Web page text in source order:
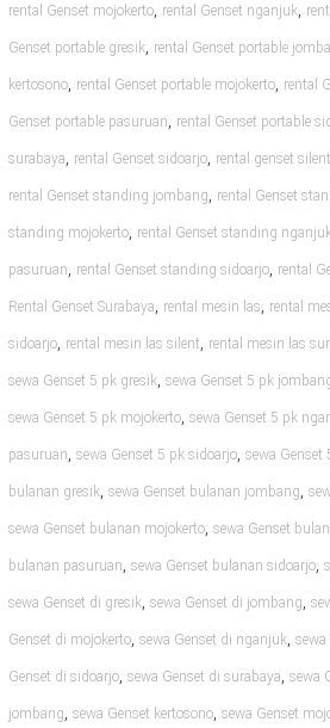
rental Genset mojokerto, rental Genset nganjuk,
Genset portable gresik, rental Genset portable
kertosono, rental Genset portable mojokerto, rental
Genset portable pasuruan, rental Genset portable
surabaya, rental Genset sidoarjo, rental genset silent
rental Genset standing jombang, rental Genset
standing mojokerto, rental Genset standing
pasuruan, rental Genset standing sidoarjo, rental
Rental Genset Surabaya, rental mesin las, rental
sidoarjo, rental mesin las silent, rental mesin las
sewa Genset 5 pk gresik, sewa Genset 5 pk
sewa Genset 5 pk mojokerto, sewa Genset 5 pk
pasuruan, sewa Genset 5 pk sidoarjo, sewa Genset
bulanan gresik, sewa Genset bulanan jombang,
sewa Genset bulanan mojokerto, sewa Genset
bulanan pasuruan, sewa Genset bulanan sidoarjo,
sewa Genset di gresik, sewa Genset di jombang,
Genset di mojokerto, sewa Genset di nganjuk,
Genset di sidoarjo, sewa Genset di surabaya, sewa
jombang, sewa Genset kertosono, sewa Genset